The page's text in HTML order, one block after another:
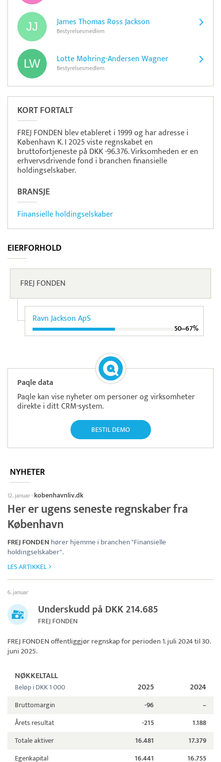
James Thomas Ross Jackson
Bestyrelsesmedlem
Lotte Møhring-Andersen Wagner
Bestyrelsesmedlem
KORT FORTALT
FREJ FONDEN blev etableret i 1999 og har adresse i
København K. I 2025 viste regnskabet en
bruttofortjeneste på DKK -96.376. Virksomheden er en
erhvervsdrivende fond i branchen finansielle
holdingselskaber.
BRANSJE
Finansielle holdingselskaber
EIERFORHOLD
FREJ FONDEN
Ravn Jackson ApS
50‒67%
Paqle data
Paqle kan vise nyheter om personer og virksomheter
direkte i ditt CRM-system.
BESTIL DEMO
NYHETER
12. januar· kobenhavnliv.dk
Her er ugens seneste regnskaber fra
København
FREJ FONDEN hører hjemme i branchen "Finansielle
holdingselskaber".
LES ARTIKKEL
6. januar
Underskudd på DKK 214.685
FREJ FONDEN
FREJ FONDENoffentliggjør regnskap for perioden 1. juli 2024 til 30.
juni 2025.
NØKKELTALL
Beløp i DKK 1 000 2025 2024
Bruttomargin -96
–
Årets resultat
-215
1.188
Totale aktiver
16.481
17.379
Egenkapital
16.441 16.755